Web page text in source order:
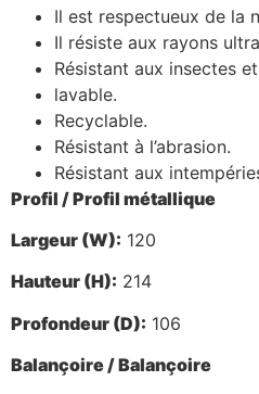
Il est respectueux de la
Il résiste aux rayons
Résistant aux insectes
lavable.
Recyclable.
Résistant à l’abrasion.
Résistant aux
Profil / Profil métallique
Largeur (W): 120
Hauteur (H): 214
Profondeur (D): 106
Balançoire / Balançoire